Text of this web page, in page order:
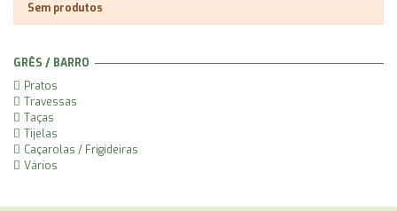
Sem produtos
GRÊS / BARRO
Pratos
Travessas
Taças
Tijelas
Caçarolas / Frigideiras
Vários